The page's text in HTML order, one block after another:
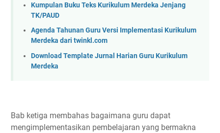
Kumpulan Buku Teks Kurikulum Merdeka Jenjang
TK/PAUD
Agenda Tahunan Guru Versi Implementasi Kurikulum
Merdeka dari twinkl.com
Download Template Jurnal Harian Guru Kurikulum
Merdeka
Bab ketiga membahas bagaimana guru dapat
mengimplementasikan pembelajaran yang bermakna